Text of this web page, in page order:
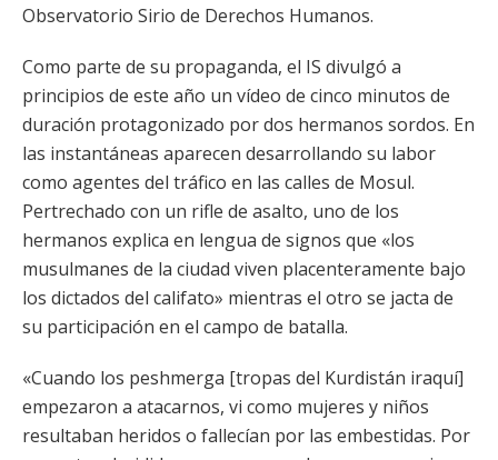
Observatorio Sirio de Derechos Humanos.
Como parte de su propaganda, el IS divulgó a
principios de este año un vídeo de cinco minutos de
duración protagonizado por dos hermanos sordos. En
las instantáneas aparecen desarrollando su labor
como agentes del tráfico en las calles de Mosul.
Pertrechado con un rifle de asalto, uno de los
hermanos explica en lengua de signos que «los
musulmanes de la ciudad viven placenteramente bajo
los dictados del califato» mientras el otro se jacta de
su participación en el campo de batalla.
«Cuando los peshmerga [tropas del Kurdistán iraquí]
empezaron a atacarnos, vi como mujeres y niños
resultaban heridos o fallecían por las embestidas. Por